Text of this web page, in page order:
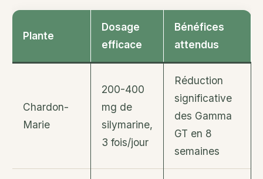
Plante
Dosage
efficace
Bénéfices
attendus
Chardon-
Marie
200-400
mg de
silymarine,
3 fois/jour
Réduction
significative
des Gamma
GT en 8
semaines